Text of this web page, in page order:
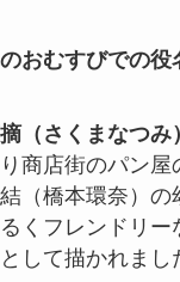
おむすびでの役
（さくまなつみ
商店街のパン屋
（橋本環奈）の
くフレンドリー
して描かれまし